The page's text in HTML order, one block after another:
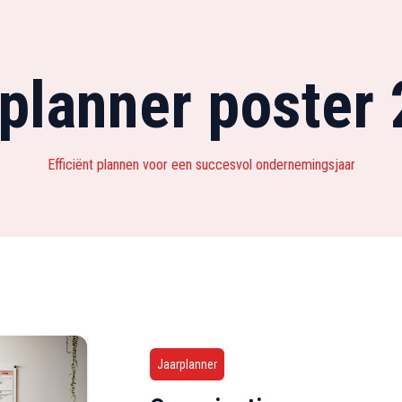
poster
Efficiënt plannen voor een succesvol ondernemingsjaar
Jaarplanner